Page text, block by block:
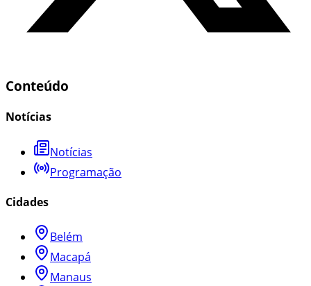
Conteúdo
Notícias
Notícias
Programação
Cidades
Belém
Macapá
Manaus